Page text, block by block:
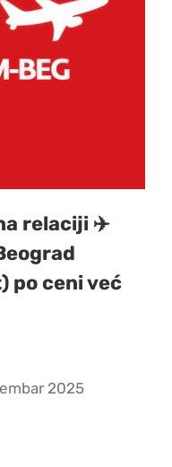
relaciji ✈️
po ceni već
2025